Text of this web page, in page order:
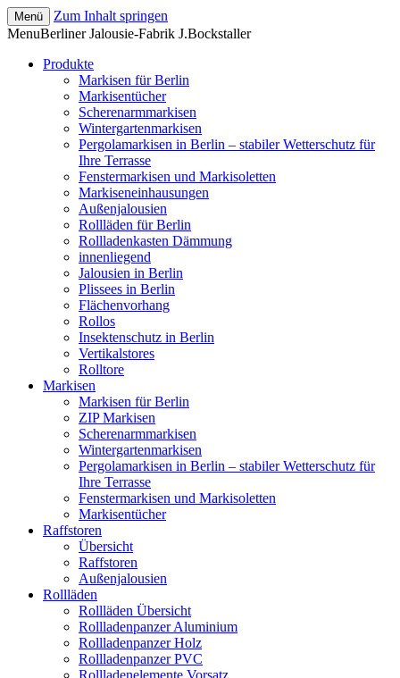
BJF-Bockstaller –
Hauptstadtschatten
Sonne, so viel ICH will!
Menü
Zum Inhalt springen
MenuBerliner Jalousie-Fabrik J.Bockstaller
Produkte
Markisen für Berlin
Markisentücher
Scherenarmmarkisen
Wintergartenmarkisen
Pergolamarkisen in Berlin – stabiler Wetterschutz für
Ihre Terrasse
Fenstermarkisen und Markisoletten
Markiseneinhausungen
Außenjalousien
Rollläden für Berlin
Rollladenkasten Dämmung
innenliegend
Jalousien in Berlin
Plissees in Berlin
Flächenvorhang
Rollos
Insektenschutz in Berlin
Vertikalstores
Rolltore
Markisen
Markisen für Berlin
ZIP Markisen
Scherenarmmarkisen
Wintergartenmarkisen
Pergolamarkisen in Berlin – stabiler Wetterschutz für
Ihre Terrasse
Fenstermarkisen und Markisoletten
Markisentücher
Raffstoren
Übersicht
Raffstoren
Außenjalousien
Rollläden
Rollläden Übersicht
Rollladenpanzer Aluminium
Rollladenpanzer Holz
Rollladenpanzer PVC
Rollladenelemente Vorsatz